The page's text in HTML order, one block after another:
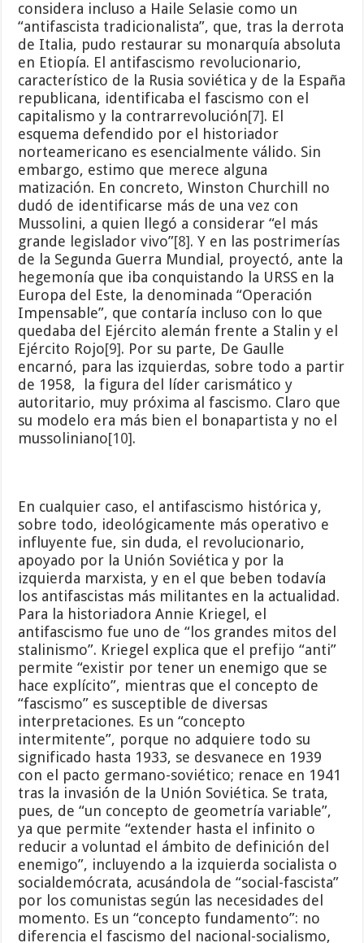
considera incluso a Haile Selasie como un
“antifascista tradicionalista”, que, tras la derrota
de Italia, pudo restaurar su monarquía absoluta
en Etiopía. El antifascismo revolucionario,
característico de la Rusia soviética y de la España
republicana, identificaba el fascismo con el
capitalismo y la contrarrevolución[7]. El
esquema defendido por el historiador
norteamericano es esencialmente válido. Sin
embargo, estimo que merece alguna
matización. En concreto, Winston Churchill no
dudó de identificarse más de una vez con
Mussolini, a quien llegó a considerar “el más
grande legislador vivo”[8]. Y en las postrimerías
de la Segunda Guerra Mundial, proyectó, ante la
hegemonía que iba conquistando la URSS en la
Europa del Este, la denominada “Operación
Impensable”, que contaría incluso con lo que
quedaba del Ejército alemán frente a Stalin y el
Ejército Rojo[9]. Por su parte, De Gaulle
encarnó, para las izquierdas, sobre todo a partir
de 1958, la figura del líder carismático y
autoritario, muy próxima al fascismo. Claro que
su modelo era más bien el bonapartista y no el
mussoliniano[10].
En cualquier caso, el antifascismo histórica y,
sobre todo, ideológicamente más operativo e
influyente fue, sin duda, el revolucionario,
apoyado por la Unión Soviética y por la
izquierda marxista, y en el que beben todavía
los antifascistas más militantes en la actualidad.
Para la historiadora Annie Kriegel, el
antifascismo fue uno de “los grandes mitos del
stalinismo”. Kriegel explica que el prefijo “anti”
permite “existir por tener un enemigo que se
hace explícito”, mientras que el concepto de
“fascismo” es susceptible de diversas
interpretaciones. Es un “concepto
intermitente”, porque no adquiere todo su
significado hasta 1933, se desvanece en 1939
con el pacto germano-soviético; renace en 1941
tras la invasión de la Unión Soviética. Se trata,
pues, de “un concepto de geometría variable”,
ya que permite “extender hasta el infinito o
reducir a voluntad el ámbito de definición del
enemigo”, incluyendo a la izquierda socialista o
socialdemócrata, acusándola de “social-fascista”
por los comunistas según las necesidades del
momento. Es un “concepto fundamento”: no
diferencia el fascismo del nacional-socialismo,